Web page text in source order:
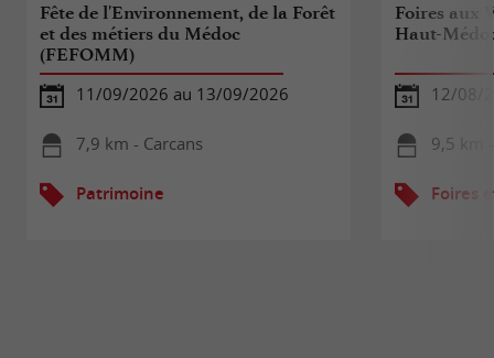
Fête de l'Environnement, de la Forêt
et des métiers du Médoc
(FEFOMM)
11/09/2026 au 13/09/2026
7,9 km - Carcans
Patrimoine
Foires aux
Haut-
12/08/
9,5 km
Foires